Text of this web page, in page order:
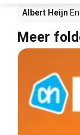
Albert Heijn
Meer